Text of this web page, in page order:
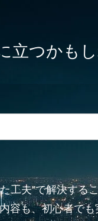
立つかも
工夫”で解決す
容も、初心者で